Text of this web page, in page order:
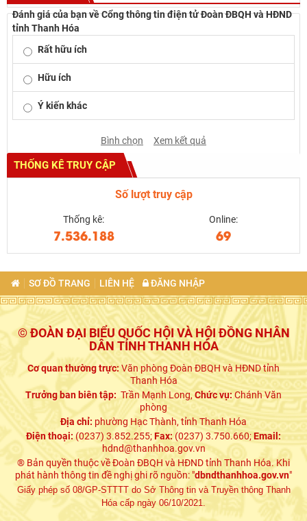
Đánh giá của bạn về Cổng thông tin điện tử Đoàn ĐBQH và HĐND
tỉnh Thanh Hóa
Rất hữu ích
Hữu ích
Ý kiến khác
Bình chọn Xem kết quả
THỐNG KÊ TRUY CẬP
Số lượt truy cập
Thống kê:
7.536.188
Online:
69
SƠ ĐỒ TRANG LIÊN HỆ ĐĂNG NHẬP
© ĐOÀN ĐẠI BIỂU QUỐC HỘI VÀ HỘI ĐỒNG NHÂN
DÂN TỈNH THANH HÓA
Cơ quan thường trực:Văn phòng Đoàn ĐBQH và HĐND tỉnh
Thanh Hóa
Trưởng ban biên tập: Trần Mạnh Long,Chức vụ:Chánh Văn
phòng
Địa chỉ: phường Hạc Thành, tỉnh Thanh Hóa
Điện thoại:(0237) 3.852.255;Fax:(0237) 3.750.660;Email:
hdnd@thanhhoa.gov.vn
® Bản quyền thuộc về Đoàn ĐBQH và HĐND tỉnh Thanh Hóa. Khi
phát hành thông tin đề nghị ghi rõ nguồn: "dbndthanhhoa.gov.vn"
Giấy phép số 08/GP-STTTT do Sở Thông tin và Truyền thông Thanh
Hóa cấp ngày 06/10/2021.